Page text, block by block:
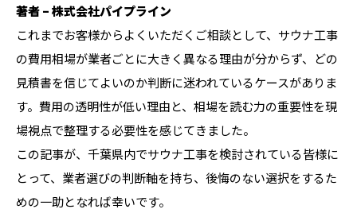
著者 – 株式会社パイプライン
これまでお客様からよくいただくご相談として、サウナ工事
の費用相場が業者ごとに大きく異なる理由が分からず、どの
見積書を信じてよいのか判断に迷われているケースがありま
す。費用の透明性が低い理由と、相場を読む力の重要性を現
場視点で整理する必要性を感じてきました。
この記事が、千葉県内でサウナ工事を検討されている皆様に
とって、業者選びの判断軸を持ち、後悔のない選択をするた
めの一助となれば幸いです。